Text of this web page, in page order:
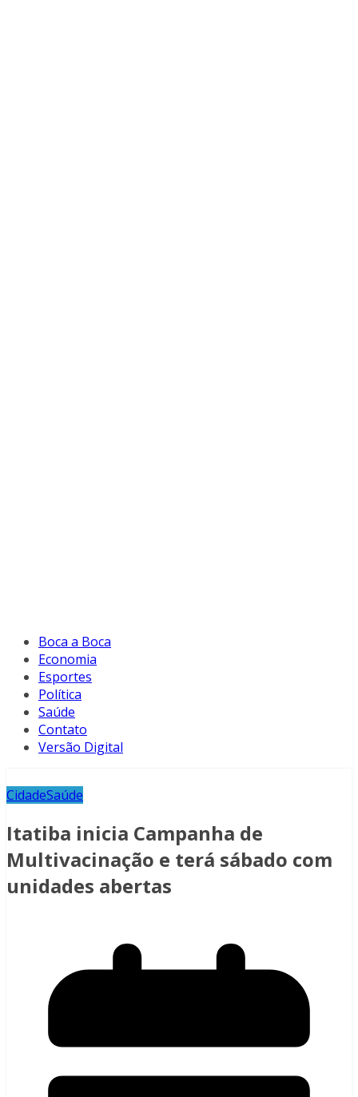
Boca a Boca
Economia
Esportes
Política
Saúde
Contato
Versão Digital
CidadeSaúde
Itatiba inicia Campanha de
Multivacinação e terá sábado com
unidades abertas